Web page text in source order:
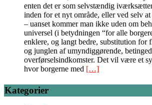
enten det er som selvstændig
inden for et nyt område, eller ved selv
– uanset kommer man ikke uden om
universel (i betydningen “for alle
enklere, og langt bedre, substitution for
og junglen af umyndiggørende,
overførselsindkomster. Det vil være et
hvor borgerne med […]
Kategorier